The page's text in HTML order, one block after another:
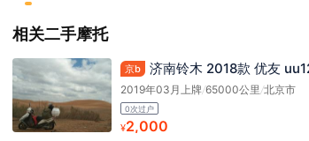
相关二手摩托
京b 济南铃木 2018款 优友
2019年03月上牌/65000公里 /北京市
0次过户
¥2,000